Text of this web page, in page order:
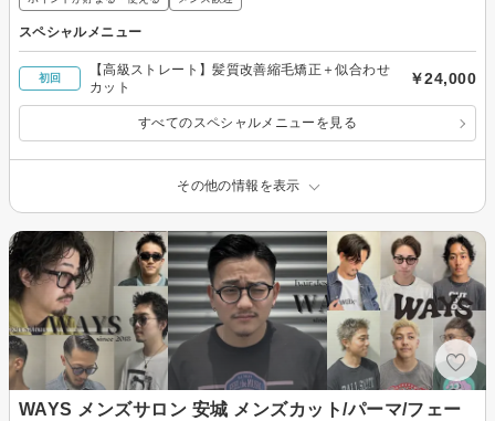
スペシャルメニュー
初回
【高級ストレート】髪質改善縮毛矯正＋似合わせ
カット
￥24,000
すべてのスペシャルメニューを見る
その他の情報を表示
WAYS メンズサロン 安城 メンズカット/パーマ/フェー